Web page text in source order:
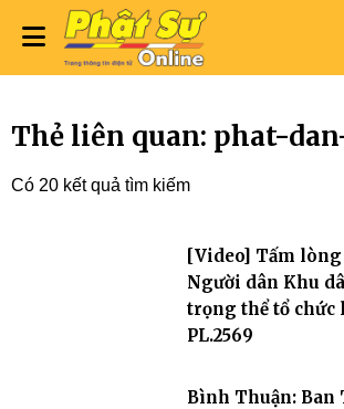
Thẻ liên quan: phat-
Có 20 kết quả tìm kiếm
[Video] Tấm
Người dân Khu
trọng thể tổ chức
PL.2569
Bình Thuận: Ban